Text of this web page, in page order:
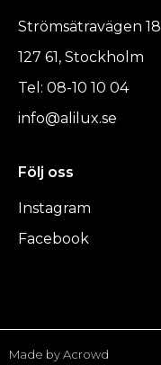
Strömsätravägen 18
127 61, Stockholm
Tel: 08-10 10 04
info@alilux.se
Följ oss
Instagram
Facebook
Made by Acrowd